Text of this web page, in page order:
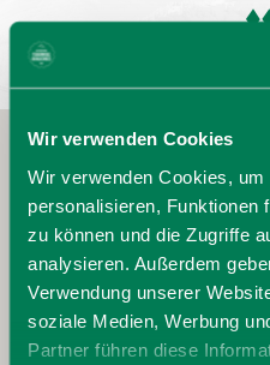
Wir verwenden Cookies
Wir verwenden Cookies,
personalisieren, Funktionen
zu können und die Zugriffe
analysieren. Außerdem
Verwendung unserer
soziale Medien, Werbung
Partner führen diese